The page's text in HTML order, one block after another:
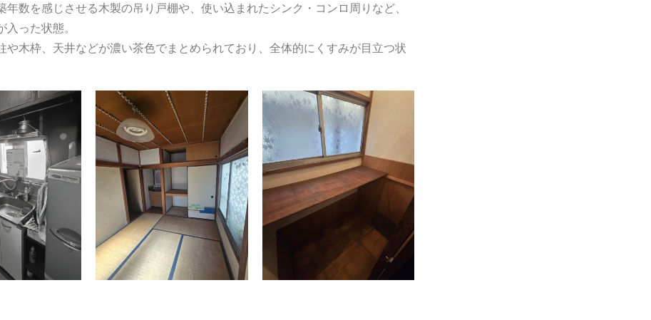
年数を感じさせる木製の吊り戸棚や、使い込まれたシンク・コンロ周りなど、
った状態。
や木枠、天井などが濃い茶色でまとめられており、全体的にくすみが目立つ状